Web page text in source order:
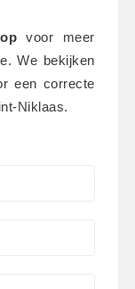
voor meer
We bekijken
een correcte
Niklaas.